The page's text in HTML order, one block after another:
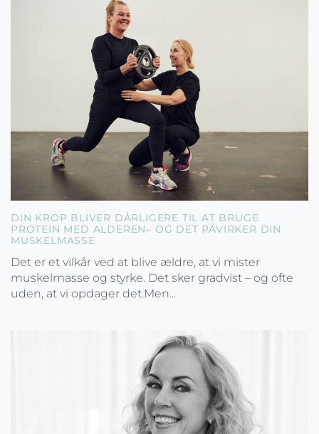
DIN KROP BLIVER DÅRLIGERE TIL AT BRUGE
PROTEIN MED ALDEREN– OG DET PÅVIRKER DIN
MUSKELMASSE
Det er et vilkår ved at blive ældre, at vi mister
muskelmasse og styrke. Det sker gradvist – og ofte
uden, at vi opdager det.Men...